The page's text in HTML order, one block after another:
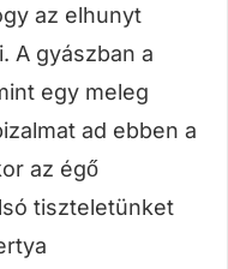
az elhunyt
A gyászban a
egy meleg
ad ebben a
az égő
tiszteletünket